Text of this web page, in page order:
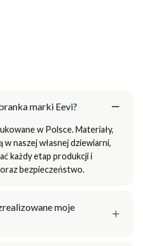
marki Eevi?
w Polsce. Materiały,
naszej własnej dziewiarni,
każdy etap produkcji i
bezpieczeństwo.
moje